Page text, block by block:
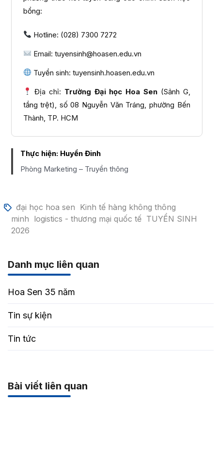
bổng:
Hotline: (028) 7300 7272
Email: tuyensinh@hoasen.edu.vn
Tuyển sinh: tuyensinh.hoasen.edu.vn
Địa chỉ: Trường Đại học Hoa Sen(Sảnh G,
tầng trệt), số 08 Nguyễn Văn Tráng, phường Bến
Thành, TP. HCM
Thực hiện: Huyền Đinh
Phòng Marketing – Truyền thông
đại học hoa sen Kinh tế hàng không thông
minh logistics - thương mại quốc tế TUYỂN SINH
2026
Danh mục liên quan
Hoa Sen 35 năm
Tin sự kiện
Tin tức
Bài viết liên quan